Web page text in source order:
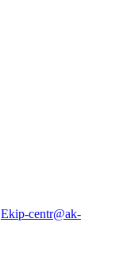
Ekip-centr@ak-